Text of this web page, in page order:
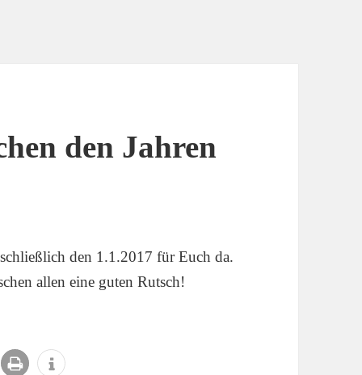
den Jahren
den 1.1.2017 für Euch da.
allen eine guten Rutsch!